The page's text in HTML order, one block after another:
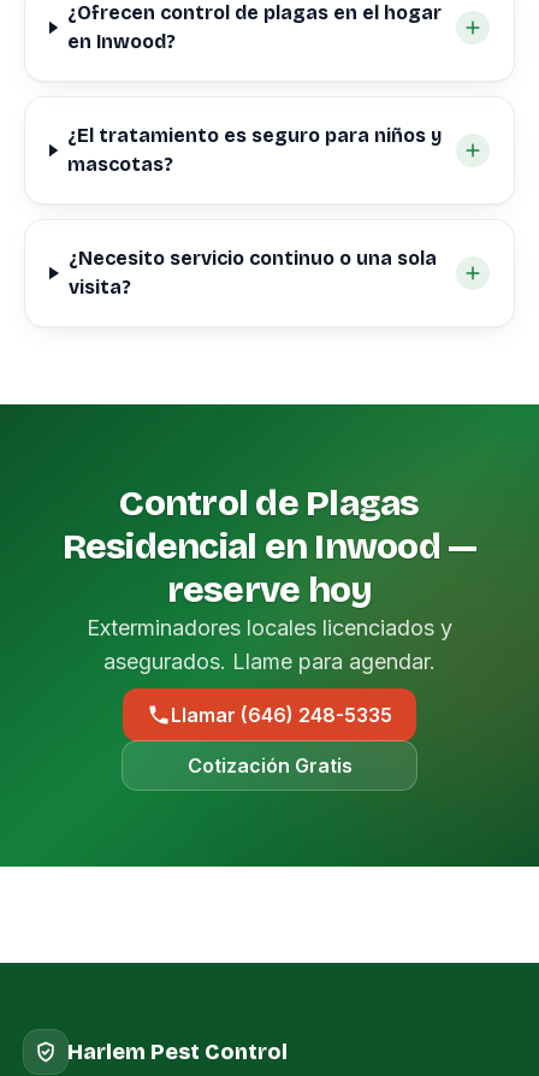
¿Ofrecen control de plagas en el hogar
en Inwood?
¿El tratamiento es seguro para niños y
mascotas?
¿Necesito servicio continuo o una sola
visita?
Control de Plagas
Residencial en Inwood —
reserve hoy
Exterminadores locales licenciados y
asegurados. Llame para agendar.
Llamar (646) 248-5335
Cotización Gratis
Harlem Pest Control